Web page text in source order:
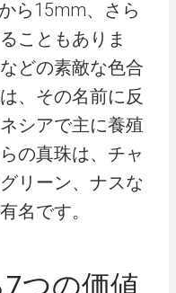
ら15mm、さら
こともありま
どの素敵な色合
、その名前に反
シアで主に養殖
の真珠は、チャ
リーン、ナスな
名です。
つの価値